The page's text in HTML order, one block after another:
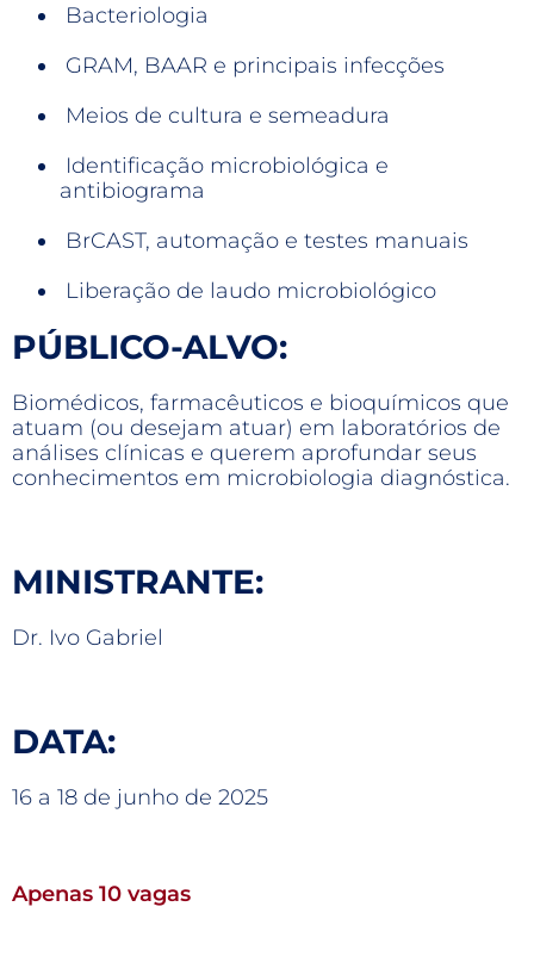
Bacteriologia
GRAM, BAAR e principais infecções
Meios de cultura e semeadura
Identificação microbiológica e
antibiograma
BrCAST, automação e testes manuais
Liberação de laudo microbiológico
PÚBLICO-ALVO:
Biomédicos, farmacêuticos e bioquímicos que
atuam (ou desejam atuar) em laboratórios de
análises clínicas e querem aprofundar seus
conhecimentos em microbiologia diagnóstica.
MINISTRANTE:
Dr. Ivo Gabriel
DATA:
16 a 18 de junho de 2025
Apenas 10 vagas